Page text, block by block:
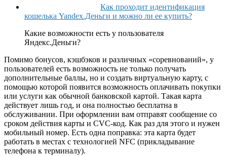
Как проходит идентификация
кошелька Yandex.Деньги и можно ли ее купить?
Какие возможности есть у пользователя
Яндекс.Деньги?
Помимо бонусов, кэшбэков и различных «соревнований», у
пользователей есть возможность не только получать
дополнительные баллы, но и создать виртуальную карту, с
помощью которой появится возможность оплачивать покупки
или услуги как обычной банковской картой. Такая карта
действует лишь год, и она полностью бесплатна в
обслуживании. При оформлении вам отправят сообщение со
сроком действия карты и СVC-код. Как раз для этого и нужен
мобильный номер. Есть одна поправка: эта карта будет
работать в местах с технологией NFC (прикладывание
телефона к терминалу).